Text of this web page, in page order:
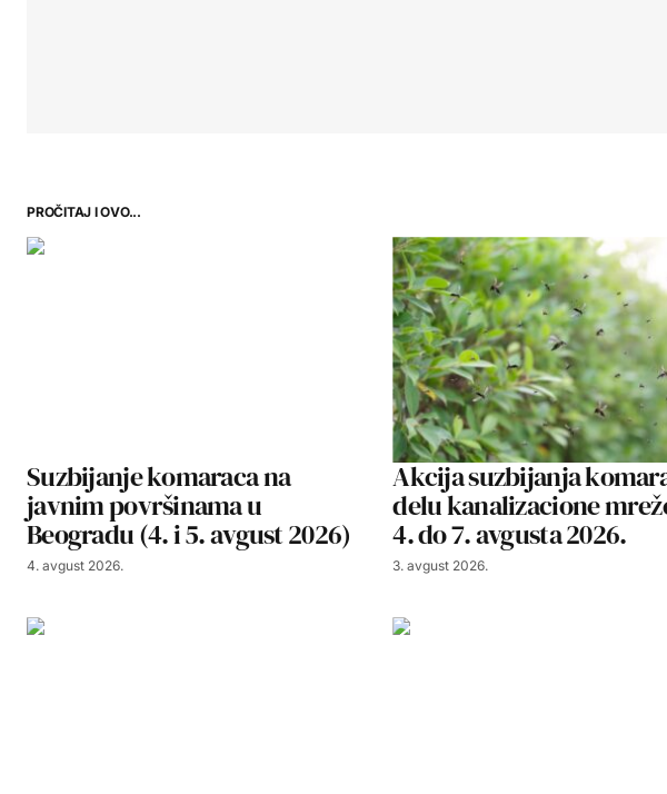
PROČITAJ I OVO...
Suzbijanje komaraca na
javnim površinama u
Beogradu (4. i 5. avgust 2026)
4. avgust 2026.
Akcija suzbijanja
delu kanalizacione
4. do 7. avgusta 2026.
3. avgust 2026.